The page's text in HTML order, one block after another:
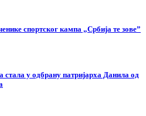
спортског кампа „Србија те зове”
стала у одбрану патријарха Данила од